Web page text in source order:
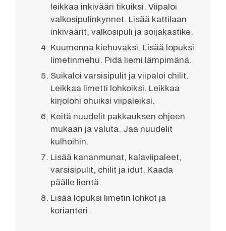
leikkaa inkivääri tikuiksi. Viipaloi
valkosipulinkynnet. Lisää kattilaan
inkiväärit, valkosipuli ja soijakastike.
Kuumenna kiehuvaksi. Lisää lopuksi
limetinmehu. Pidä liemi lämpimänä.
Suikaloi varsisipulit ja viipaloi chilit.
Leikkaa limetti lohkoiksi. Leikkaa
kirjolohi ohuiksi viipaleiksi.
Keitä nuudelit pakkauksen ohjeen
mukaan ja valuta. Jaa nuudelit
kulhoihin.
Lisää kananmunat, kalaviipaleet,
varsisipulit, chilit ja idut. Kaada
päälle lientä.
Lisää lopuksi limetin lohkot ja
korianteri.